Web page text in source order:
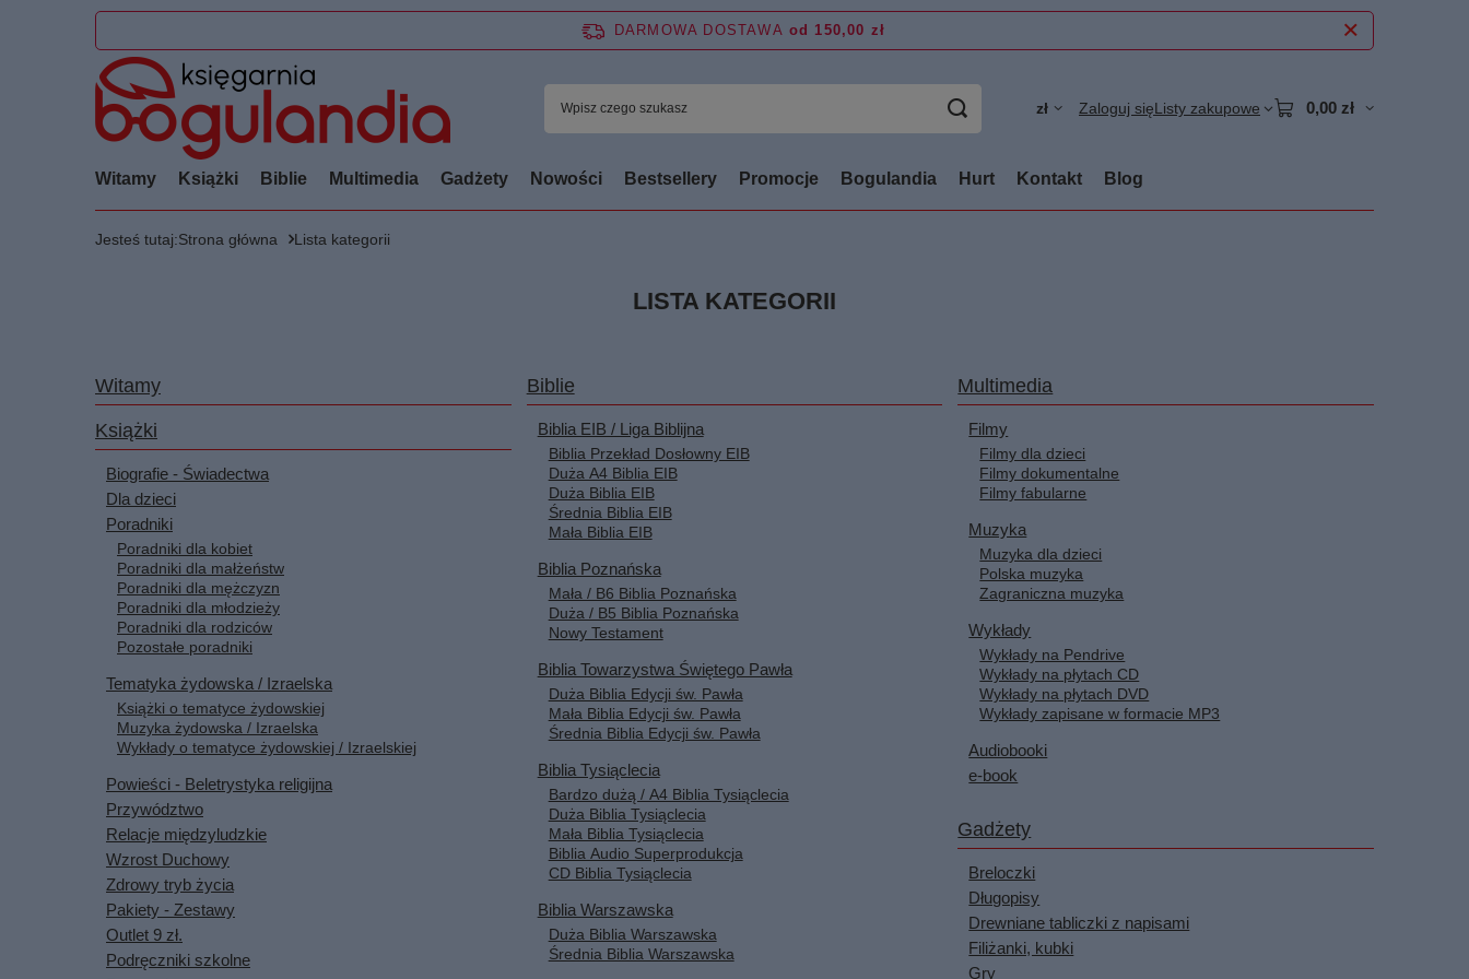
DARMOWA DOSTAWA od 150,00 zł
zł Zaloguj sięListy zakupowe 0,00 zł
Witamy Książki Biblie Multimedia Gadżety Nowości Bestsellery Promocje Bogulandia Hurt Kontakt Blog
Jesteś tutaj:Strona główna Lista kategorii
LISTA KATEGORII
Witamy
Książki
Biografie - Świadectwa
Dla dzieci
Poradniki
Poradniki dla kobiet
Poradniki dla małżeństw
Poradniki dla mężczyzn
Poradniki dla młodzieży
Poradniki dla rodziców
Pozostałe poradniki
Tematyka żydowska / Izraelska
Książki o tematyce żydowskiej
Muzyka żydowska / Izraelska
Wykłady o tematyce żydowskiej / Izraelskiej
Powieści - Beletrystyka religijna
Przywództwo
Relacje międzyludzkie
Wzrost Duchowy
Zdrowy tryb życia
Pakiety - Zestawy
Outlet 9 zł.
Podręczniki szkolne
Biblie
Biblia EIB / Liga Biblijna
Biblia Przekład Dosłowny EIB
Duża A4 Biblia EIB
Duża Biblia EIB
Średnia Biblia EIB
Mała Biblia EIB
Biblia Poznańska
Mała / B6 Biblia Poznańska
Duża / B5 Biblia Poznańska
Nowy Testament
Biblia Towarzystwa Świętego Pawła
Duża Biblia Edycji św. Pawła
Mała Biblia Edycji św. Pawła
Średnia Biblia Edycji św. Pawła
Biblia Tysiąclecia
Bardzo dużą / A4 Biblia Tysiąclecia
Duża Biblia Tysiąclecia
Mała Biblia Tysiąclecia
Biblia Audio Superprodukcja
CD Biblia Tysiąclecia
Biblia Warszawska
Duża Biblia Warszawska
Średnia Biblia Warszawska
Multimedia
Filmy
Filmy dla dzieci
Filmy dokumentalne
Filmy fabularne
Muzyka
Muzyka dla dzieci
Polska muzyka
Zagraniczna muzyka
Wykłady
Wykłady na Pendrive
Wykłady na płytach CD
Wykłady na płytach DVD
Wykłady zapisane w formacie MP3
Audiobooki
e-book
Gadżety
Breloczki
Długopisy
Drewniane tabliczki z napisami
Filiżanki, kubki
Gry